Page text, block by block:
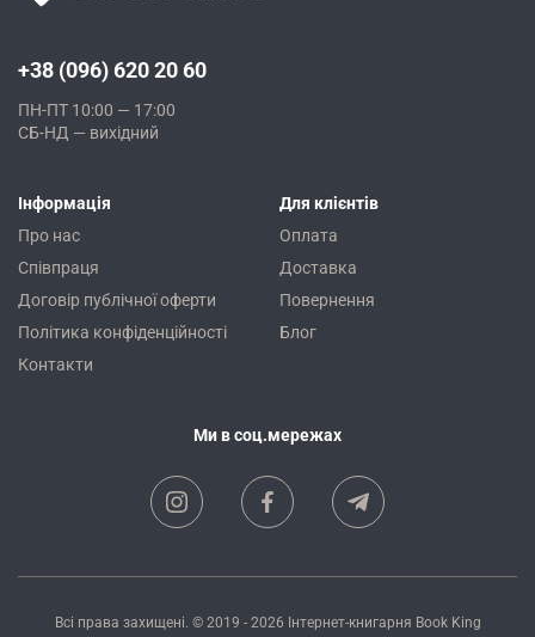
+38 (096) 620 20 60
ПН-ПТ 10:00 — 17:00
СБ-НД — вихідний
Інформація
Про нас
Співпраця
Договір публічної оферти
Політика конфіденційності
Контакти
Для клієнтів
Оплата
Доставка
Повернення
Блог
Ми в соц.мережах
Всі права захищені. © 2019 - 2026 Інтернет-книгарня Book King